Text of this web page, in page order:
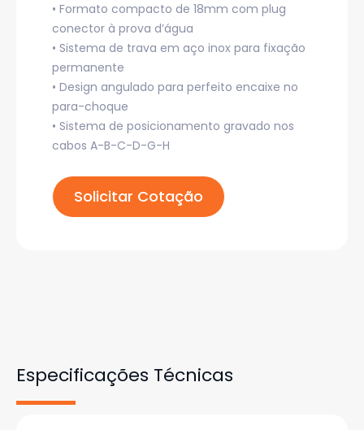
• Formato compacto de 18mm com plug
conector à prova d’água
• Sistema de trava em aço inox para fixação
permanente
• Design angulado para perfeito encaixe no
para-choque
• Sistema de posicionamento gravado nos
cabos A-B-C-D-G-H
Solicitar Cotação
Especificações Técnicas